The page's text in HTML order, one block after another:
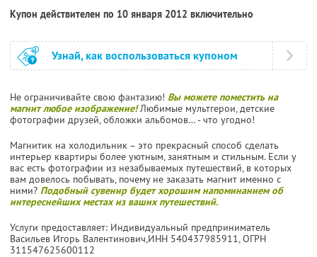
Купон действителен по 10 января 2012 включительно
Узнай, как воспользоваться купоном
Не ограничивайте свою фантазию! Вы можете поместить на
магнит любое изображение!Любимые мультгерои, детские
фотографии друзей, обложки альбомов… - что угодно!
Магнитик на холодильник – это прекрасный способ сделать
интерьер квартиры более уютным, занятным и стильным. Если у
вас есть фотографии из незабываемых путешествий, в которых
вам довелось побывать, почему не заказать магнит именно с
ними? Подобный сувенир будет хорошим напоминанием об
интереснейших местах из ваших путешествий.
Услуги предоставляет: Индивидуальный предприниматель
Васильев Игорь Валентинович,ИНН 540437985911, ОГРН
311547625600112